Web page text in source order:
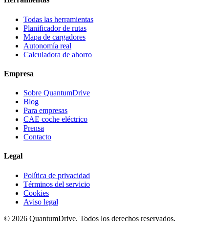
Todas las herramientas
Planificador de rutas
Mapa de cargadores
Autonomía real
Calculadora de ahorro
Empresa
Sobre QuantumDrive
Blog
Para empresas
CAE coche eléctrico
Prensa
Contacto
Legal
Política de privacidad
Términos del servicio
Cookies
Aviso legal
© 2026 QuantumDrive. Todos los derechos reservados.